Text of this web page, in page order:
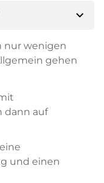
expand_more
nur wenigen
gehen
dann auf
und einen